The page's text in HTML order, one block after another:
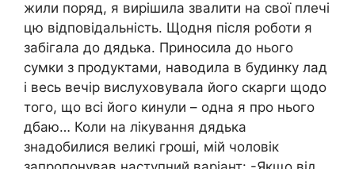
жили поряд, я вирішила звалити на свої плечі
цю відповідальність. Щодня після роботи я
забігала до дядька. Приносила до нього
сумки з продуктами, наводила в будинку лад
і весь вечір вислуховувала його скарги щодо
того, що всі його кинули – одна я про нього
дбаю… Коли на лікування дядька
знадобилися великі гроші, мій чоловік